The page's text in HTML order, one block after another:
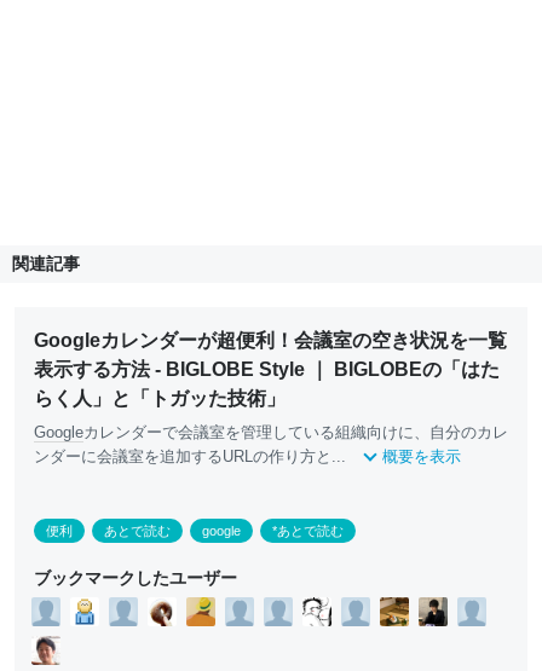
関連記事
Googleカレンダーが超便利！会議室の空き状況を一覧
表示する方法 - BIGLOBE Style ｜ BIGLOBEの「はた
らく人」と「トガッた技術」
Googleカレンダーで会議室を管理している組織向けに、自分のカレ
ンダーに会議室を追加するURLの作り方と...
概要を表示
便利 あとで読む google *あとで読む
ブックマークしたユーザー